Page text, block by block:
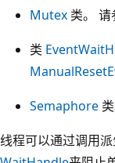
Mutex 类。 请
类
Semaphore
线程可以通过调用派